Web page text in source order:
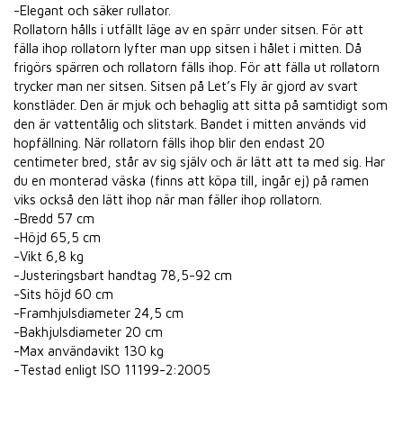
-Elegant och säker rullator.
Rollatorn hålls i utfällt läge av en spärr under sitsen. För att
fälla ihop rollatorn lyfter man upp sitsen i hålet i mitten. Då
frigörs spärren och rollatorn fälls ihop. För att fälla ut rollatorn
trycker man ner sitsen. Sitsen på Let’s Fly är gjord av svart
konstläder. Den är mjuk och behaglig att sitta på samtidigt som
den är vattentålig och slitstark. Bandet i mitten används vid
hopfällning. När rollatorn fälls ihop blir den endast 20
centimeter bred, står av sig själv och är lätt att ta med sig. Har
du en monterad väska (finns att köpa till, ingår ej) på ramen
viks också den lätt ihop när man fäller ihop rollatorn.
-Bredd 57 cm
-Höjd 65,5 cm
-Vikt 6,8 kg
-Justeringsbart handtag 78,5-92 cm
-Sits höjd 60 cm
-Framhjulsdiameter 24,5 cm
-Bakhjulsdiameter 20 cm
-Max användavikt 130 kg
-Testad enligt ISO 11199-2:2005